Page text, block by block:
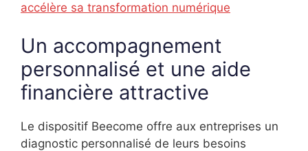
accélère sa transformation numérique
Un accompagnement
personnalisé et une aide
financière attractive
Le dispositif Beecome offre aux entreprises un
diagnostic personnalisé de leurs besoins